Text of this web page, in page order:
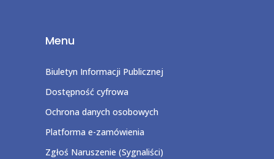
Menu
Biuletyn Informacji Publicznej
Dostępność cyfrowa
Ochrona danych osobowych
Platforma e-zamówienia
Zgłoś Naruszenie (Sygnaliści)